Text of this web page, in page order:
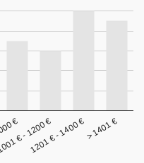
€
€ - 1200 €
1201 € - 1400 €> 1401 €